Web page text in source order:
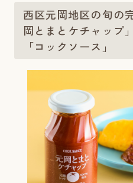
西区元岡地区の旬の
岡とまとケチャップ
「コックソース」